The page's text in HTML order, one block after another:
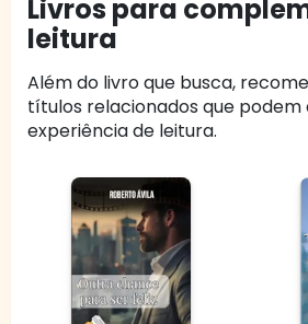
Livros para
leitura
Além do livro que busca,
títulos relacionados que podem
experiência de leitura.